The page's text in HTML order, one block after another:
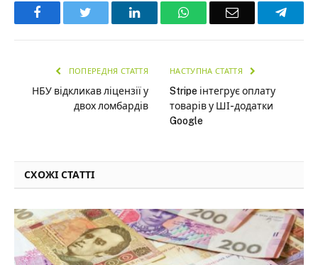
Facebook LinkedInWhatsAppEmail
ПОПЕРЕДНЯ СТАТТЯ
НБУ відкликав ліцензії у
двох ломбардів
НАСТУПНА СТАТТЯ
Stripe інтегрує оплату
товарів у ШІ-додатки
Google
СХОЖІ СТАТТІ